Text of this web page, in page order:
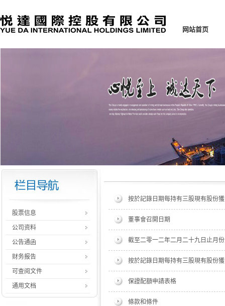
网站首页
股票信息
公司资料
公告通函
财务报告
可查阅文件
通用文档
按於記錄日期每持有三股現有股份
董事會召開日期
截至二零一二年二月二十九日止月
按於記錄日期每持有三股現有股份
保證配額申請表格
條款和條件